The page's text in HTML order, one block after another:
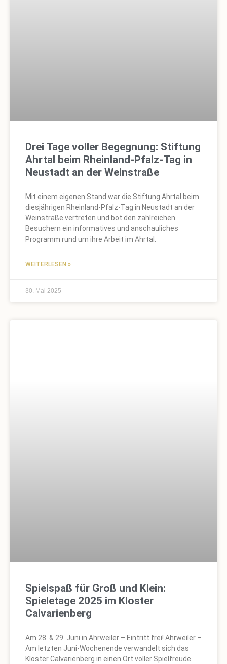
Drei Tage voller Begegnung: Stiftung
Ahrtal beim Rheinland-Pfalz-Tag in
Neustadt an der Weinstraße
Mit einem eigenen Stand war die Stiftung Ahrtal beim
diesjährigen Rheinland-Pfalz-Tag in Neustadt an der
Weinstraße vertreten und bot den zahlreichen
Besuchern ein informatives und anschauliches
Programm rund um ihre Arbeit im Ahrtal.
WEITERLESEN »
30. Mai 2025
Spielspaß für Groß und Klein:
Spieletage 2025 im Kloster
Calvarienberg
Am 28. & 29. Juni in Ahrweiler – Eintritt frei! Ahrweiler –
Am letzten Juni-Wochenende verwandelt sich das
Kloster Calvarienberg in einen Ort voller Spielfreude